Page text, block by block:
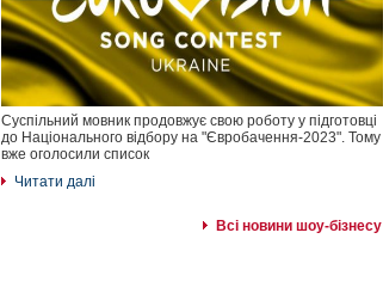
Суспільний мовник продовжує свою роботу у підготовці
до Національного відбору на "Євробачення-2023". Тому
вже оголосили список
Читати далі
Всі новини шоу-бізнесу